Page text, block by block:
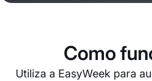
Como
Utiliza a EasyWeek para